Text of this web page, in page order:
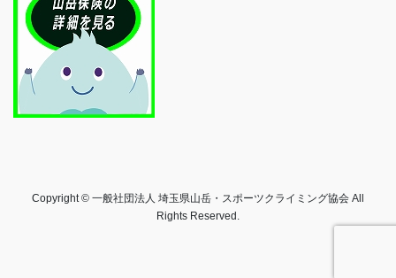
Copyright © 一般社団法人 埼玉県山岳・スポーツクライミング協会 All
Rights Reserved.